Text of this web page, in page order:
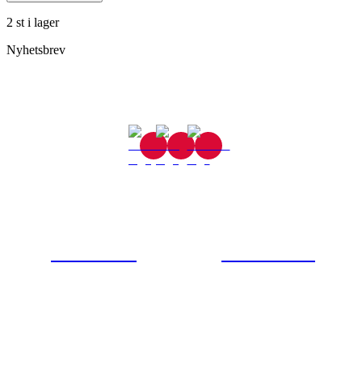
2 st i lager
Nyhetsbrev